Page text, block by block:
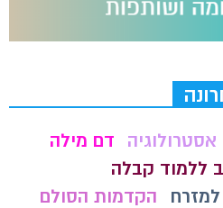
אסטרולוגיה
דם מילה
ללמוד קבלה
הקדמות הסולם